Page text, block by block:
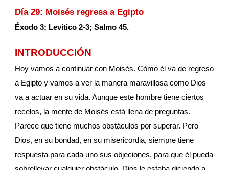
Día 29: Moisés regresa a Egipto
Éxodo 3; Levítico 2-3; Salmo 45.
INTRODUCCIÓN
Hoy vamos a continuar con Moisés. Cómo él va de regreso
a Egipto y vamos a ver la manera maravillosa como Dios
va a actuar en su vida. Aunque este hombre tiene ciertos
recelos, la mente de Moisés está llena de preguntas.
Parece que tiene muchos obstáculos por superar. Pero
Dios, en su bondad, en su misericordia, siempre tiene
respuesta para cada uno sus objeciones, para que él pueda